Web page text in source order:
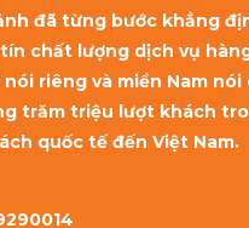
đã từng bước khẳng
chất lượng dịch vụ
nói riêng và miền Nam
trăm triệu lượt khách
quốc tế đến Việt Nam.